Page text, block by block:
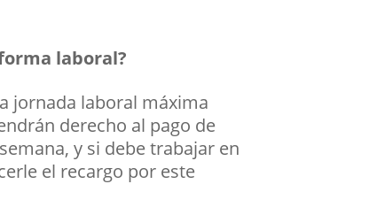
laboral?
jornada laboral máxima
derecho al pago de
y si debe trabajar en
el recargo por este